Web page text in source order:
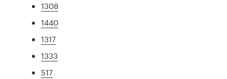
1308
1440
1317
1333
517